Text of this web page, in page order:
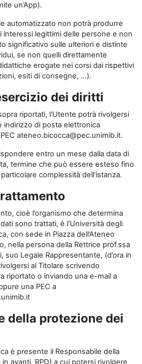
un’App).
automatizzato non potrà produrre
interessi legittimi delle persone e non
significativo sulle ulteriori e distinte
se non quelli direttamente
erogate nei corsi dai rispettivi
esiti di consegne, …).
dei diritti
riportati, l'Utente potrà rivolgersi
indirizzo di posta elettronica
ateneo.bicocca@pec.unimib.it.
entro un mese dalla data di
termine che può essere esteso fino
complessità dell’istanza.
cioè l’organismo che determina
sono trattati, è l’Università degli
con sede in Piazza dell’Ateneo
nella persona della Rettrice prof.ssa
suo Legale Rappresentante, (d’ora in
al Titolare scrivendo
riportato o inviando una e-mail a
una PEC a
della protezione dei
è presente il Responsabile della
avanti, RPD) a cui potersi rivolgere